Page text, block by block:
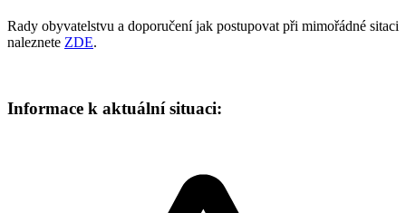
Rady obyvatelstvu a doporučení jak postupovat při mimořádné sitaci
naleznete ZDE.
Informace k aktuální situaci: